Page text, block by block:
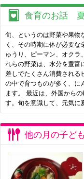
食育のお話
旬、というのは野菜や果物
く、その時期に体が必要
ゅうり、ピーマン、オク
れらの野菜は、水分を豊富
差しでたくさん消費される
の中で育つものが多く、に
ます。 最近は、外国から
す。旬を意識して、元気に
他の月の子ど